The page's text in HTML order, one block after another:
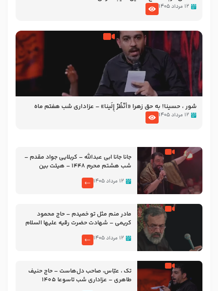
۱۲ مرداد ۱۴۰۵
شور ، حسینا! به‌ حق زهرا «أُنْظُرْ إِلَینا» – عزاداری شب هفتم ماه
محرّم 1405
۱۲ مرداد ۱۴۰۵
جانا جانا ابی عبدالله – کربلایی جواد مقدم –
شب هشتم محرم 1448 – هیئت بین
۱۲ مرداد ۱۴۰۵
مادر منم مثل تو خمیدم – حاج محمود
کریمی – شهادت حضرت رقیه علیها السلام
۱۲ مرداد ۱۴۰۵
تک ، عبّاس، صاحب دل‌هاست – حاج حنیف
طاهری – عزاداری شب تاسوعا 1405